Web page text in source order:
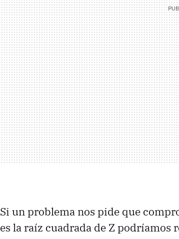
Si un problema nos pide que
es la raíz cuadrada de Z podríamos